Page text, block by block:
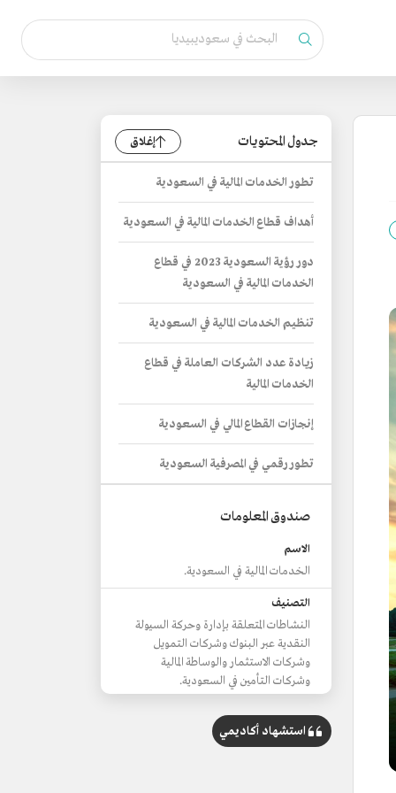
جدول المحتويات إغلاق
تطور الخدمات المالية في السعودية
أهداف قطاع الخدمات المالية في السعودية
دور رؤية السعودية 2023 في قطاع
الخدمات المالية في السعودية
تنظيم الخدمات المالية في السعودية
زيادة عدد الشركات العاملة في قطاع
الخدمات المالية
إنجازات القطاع المالي في السعودية
تطور رقمي في المصرفية السعودية
صندوق المعلومات
الاسم
الخدمات المالية في السعودية.
التصنيف
النشاطات المتعلقة بإدارة وحركة السيولة
النقدية عبر البنوك وشركات التمويل
وشركات الاستثمار والوساطة المالية
وشركات التأمين في السعودية.
إنشاء شبكة المدفوعات السعودية
1990م.
استشهاد أكاديمي